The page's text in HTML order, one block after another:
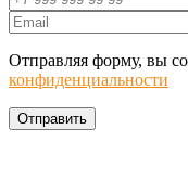
Отправляя форму, вы
конфиденциальности
Отправить